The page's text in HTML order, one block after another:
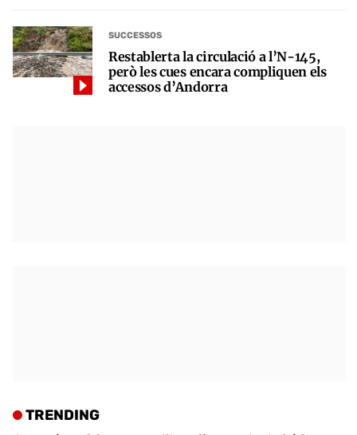
SUCCESSOS
Restablerta la circulació a l’N-145,
però les cues encara compliquen els
accessos d’Andorra
TRENDING